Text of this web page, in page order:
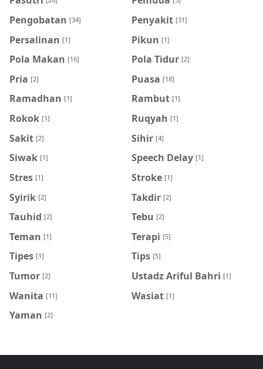
Pengobatan [34] Penyakit [31]
Persalinan [1] Pikun [1]
Pola Makan [16] Pola Tidur [2]
Pria [2] Puasa [18]
Ramadhan [1] Rambut [1]
Rokok [1] Ruqyah [1]
Sakit [2] Sihir [4]
Siwak [1] Speech Delay [1]
Stres [1] Stroke [1]
Syirik [2] Takdir [2]
Tauhid [2] Tebu [2]
Teman [1] Terapi [5]
Tipes [1] Tips [5]
Tumor [2] Ustadz Ariful Bahri [1]
Wanita [11] Wasiat [1]
Yaman [2]